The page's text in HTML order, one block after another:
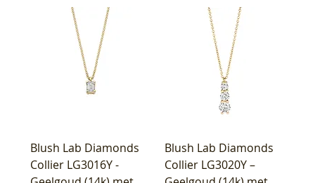
Blush Lab Diamonds
Collier LG3016Y -
Blush Lab Diamonds
Collier LG3020Y –